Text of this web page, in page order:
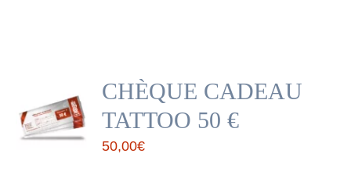
CHÈQUE CADEAU
TATTOO 50 €
50,00€